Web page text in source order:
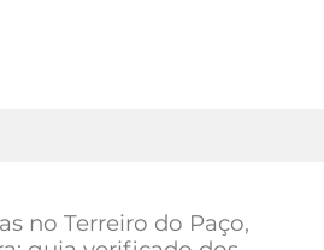
no Terreiro do Paço,